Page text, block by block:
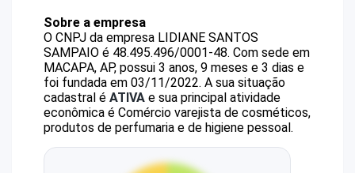
Sobre a empresa
O CNPJ da empresa LIDIANE SANTOS
SAMPAIO é 48.495.496/0001-48. Com sede em
MACAPA, AP, possui 3 anos, 9 meses e 3 dias e
foi fundada em 03/11/2022. A sua situação
cadastral é ATIVA e sua principal atividade
econômica é Comércio varejista de cosméticos,
produtos de perfumaria e de higiene pessoal.